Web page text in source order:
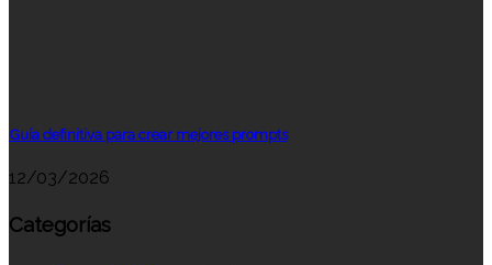
Guía definitiva para crear mejores prompts
12/03/2026
Categorías